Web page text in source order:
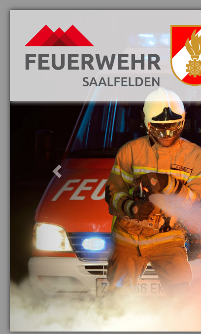
Aktuelles
Vorwort
Mannschaft
Jugend
Fahrzeuge
Ausrüstung
Ausbildung
Gebäude
Archiv
Funktionäre
Veranstaltungen
Mitgliederbereich